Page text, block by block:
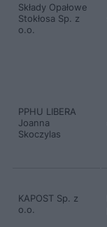
Składy Opałowe
Stokłosa Sp. z
o.o.
PPHU LIBERA
Joanna
Skoczylas
KAPOST Sp. z
o.o.